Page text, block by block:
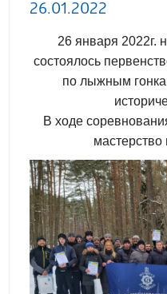
26.01.2022
26 января 2022г.
состоялось
по лыжным
В ходе